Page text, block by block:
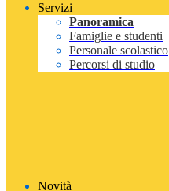
Servizi
Panoramica
Famiglie e studenti
Personale scolastico
Percorsi di studio
Novità